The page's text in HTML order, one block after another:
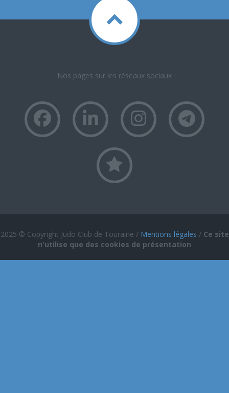
Nos pages sur les réseaux sociaux
2025 © Copyright Judo Club de Touraine / Mentions légales / Ce site
n'utilise que des cookies de présentation